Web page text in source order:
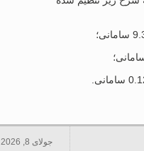
جولای 8, 2026 08:05, 598 بازدید ها